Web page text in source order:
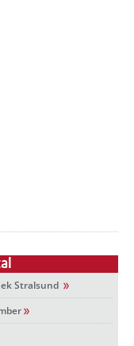
Stralsund